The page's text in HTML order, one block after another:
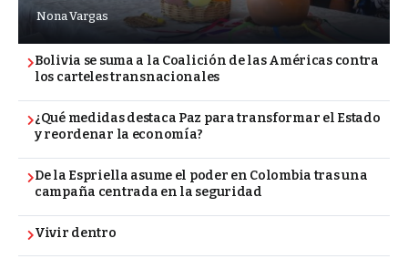
Nona Vargas
Bolivia se suma a la Coalición de las Américas contra
los carteles transnacionales
¿Qué medidas destaca Paz para transformar el Estado
y reordenar la economía?
De la Espriella asume el poder en Colombia tras una
campaña centrada en la seguridad
Vivir dentro